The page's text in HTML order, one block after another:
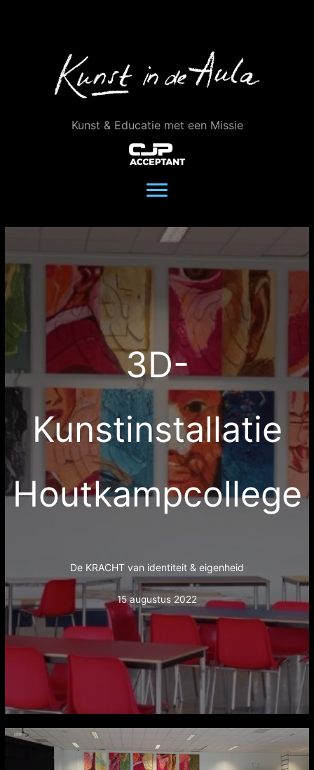
Kunst & Educatie met een Missie
3D-
Kunstinstallatie
Houtkampcollege
De KRACHT van identiteit & eigenheid
15 augustus 2022